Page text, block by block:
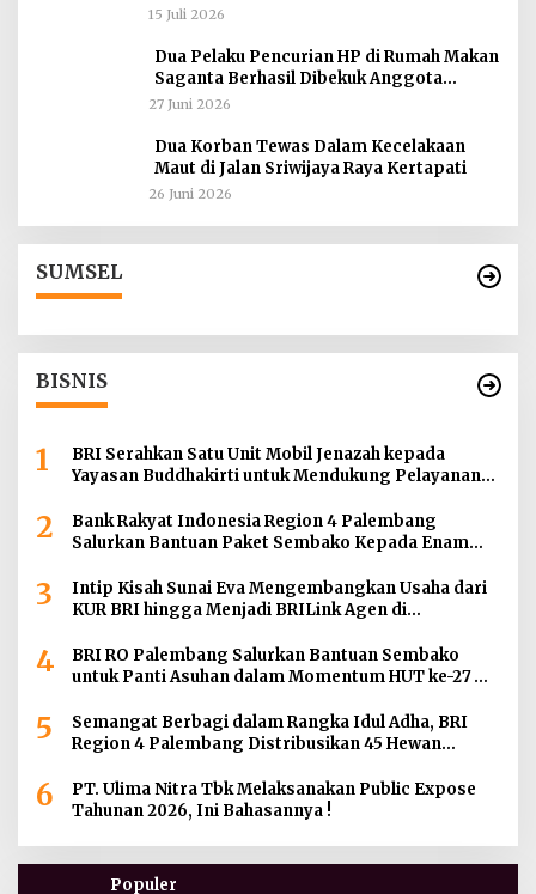
15 Juli 2026
Dua Pelaku Pencurian HP di Rumah Makan
Saganta Berhasil Dibekuk Anggota
Polsekta SU II Palembang !!
27 Juni 2026
Dua Korban Tewas Dalam Kecelakaan
Maut di Jalan Sriwijaya Raya Kertapati
26 Juni 2026
SUMSEL
BISNIS
1
BRI Serahkan Satu Unit Mobil Jenazah kepada
Yayasan Buddhakirti untuk Mendukung Pelayanan
2
Bank Rakyat Indonesia Region 4 Palembang
Salurkan Bantuan Paket Sembako Kepada Enam
3
Intip Kisah Sunai Eva Mengembangkan Usaha dari
KUR BRI hingga Menjadi BRILink Agen di
4
BRI RO Palembang Salurkan Bantuan Sembako
untuk Panti Asuhan dalam Momentum HUT ke-27
5
Semangat Berbagi dalam Rangka Idul Adha, BRI
Region 4 Palembang Distribusikan 45 Hewan
Jambi dan Kepulauan Bangka
6
PT. Ulima Nitra Tbk Melaksanakan Public Expose
Tahunan 2026, Ini Bahasannya !
Populer